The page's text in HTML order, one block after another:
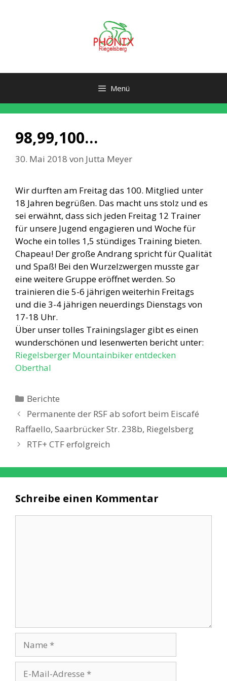
Menü
98,99,100…
30. Mai 2018 von Jutta Meyer
Wir durften am Freitag das 100. Mitglied unter
18 Jahren begrüßen. Das macht uns stolz und es
sei erwähnt, dass sich jeden Freitag 12 Trainer
für unsere Jugend engagieren und Woche für
Woche ein tolles 1,5 stündiges Training bieten.
Chapeau! Der große Andrang spricht für Qualität
und Spaß! Bei den Wurzelzwergen musste gar
eine weitere Gruppe eröffnet werden. So
trainieren die 5-6 jährigen weiterhin Freitags
und die 3-4 jährigen neuerdings Dienstags von
17-18 Uhr.
Über unser tolles Trainingslager gibt es einen
wunderschönen und lesenwerten bericht unter:
Riegelsberger Mountainbiker entdecken
Oberthal
Kategorien
Berichte
Permanente der RSF ab sofort beim Eiscafé
Raffaello, Saarbrücker Str. 238b, Riegelsberg
RTF+ CTF erfolgreich
Schreibe einen Kommentar